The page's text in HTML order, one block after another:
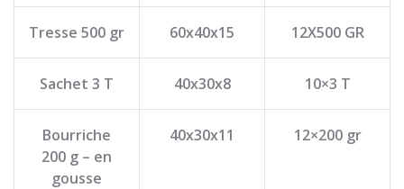
Tresse 500 gr 60x40x15 12X500 GR
Sachet 3 T 40x30x8 10×3 T
Bourriche
200 g – en
gousse
40x30x11 12×200 gr